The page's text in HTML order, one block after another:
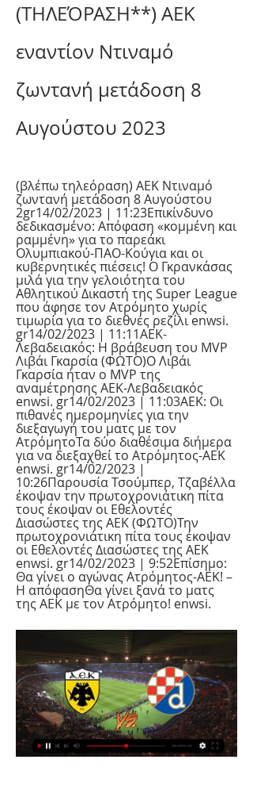
(ΤΗΛΕΌΡΑΣΗ**) ΑΕΚ
εναντίον Ντιναμό
ζωντανή μετάδοση 8
Αυγούστου 2023
(βλέπω τηλεόραση) ΑΕΚ Ντιναμό
ζωντανή μετάδοση 8 Αυγούστου
2gr14/02/2023 | 11:23Επικίνδυνο
δεδικασμένο: Απόφαση «κομμένη και
ραμμένη» για το παρεάκι
Ολυμπιακού-ΠΑΟ-Κούγια και οι
κυβερνητικές πιέσεις! Ο Γκρανκάσας
μιλά για την γελοιότητα του
Αθλητικού Δικαστή της Super League
που άφησε τον Ατρόμητο χωρίς
τιμωρία για το διεθνές ρεζίλι enwsi.
gr14/02/2023 | 11:11ΑΕΚ-
Λεβαδειακός: Η βράβευση του MVP
Λιβάι Γκαρσία (ΦΩΤΟ)Ο Λιβάι
Γκαρσία ήταν ο MVP της
αναμέτρησης ΑΕΚ-Λεβαδειακός
enwsi. gr14/02/2023 | 11:03ΑΕΚ: Οι
πιθανές ημερομηνίες για την
διεξαγωγή του ματς με τον
ΑτρόμητοΤα δύο διαθέσιμα διήμερα
για να διεξαχθεί το Ατρόμητος-ΑΕΚ
enwsi. gr14/02/2023 |
10:26Παρουσία Τσούμπερ, Τζαβέλλα
έκοψαν την πρωτοχρονιάτικη πίτα
τους έκοψαν οι Εθελοντές
Διασώστες της ΑΕΚ (ΦΩΤΟ)Την
πρωτοχρονιάτικη πίτα τους έκοψαν
οι Εθελοντές Διασώστες της ΑΕΚ
enwsi. gr14/02/2023 | 9:52Επίσημο:
Θα γίνει ο αγώνας Ατρόμητος-ΑΕΚ! –
Η απόφασηΘα γίνει ξανά το ματς
της ΑΕΚ με τον Ατρόμητο! enwsi.